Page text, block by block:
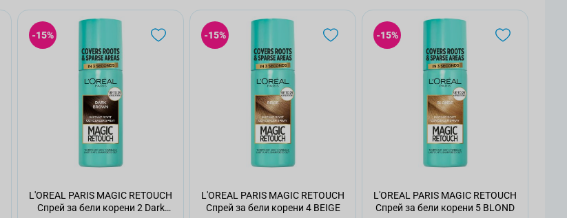
-15%
L'OREAL PARIS MAGIC RETOUCH
Спрей за бели корени 2 Dark
-15%
L'OREAL PARIS MAGIC RETOUCH
Спрей за бели корени 4 BEIGE
-15%
L'OREAL PARIS MAGIC RETOUCH
Спрей за бели корени 5 BLOND